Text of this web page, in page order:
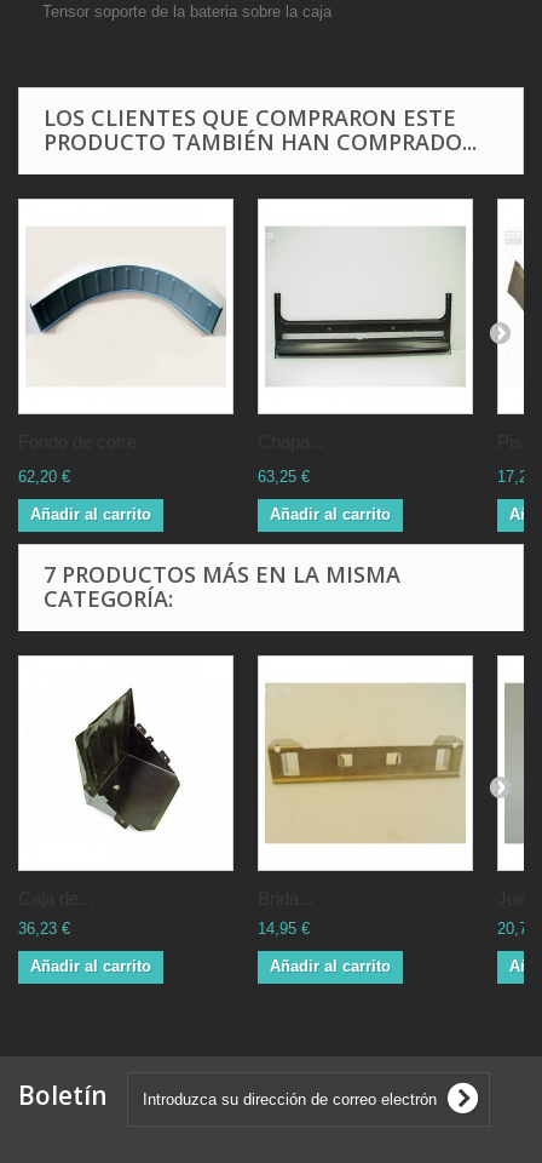
Tensor soporte de la bateria sobre la caja
LOS CLIENTES QUE COMPRARON ESTE
PRODUCTO TAMBIÉN HAN COMPRADO...
62,20 €
Añadir al carrito
63,25 €
Añadir al carrito
17,25
7 PRODUCTOS MÁS EN LA MISMA
CATEGORÍA:
36,23 €
Añadir al carrito
14,95 €
Añadir al carrito
20,70
Boletín